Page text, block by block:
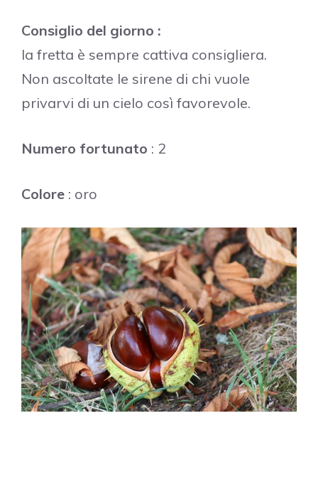
Consiglio del giorno :
la fretta è sempre cattiva consigliera.
Non ascoltate le sirene di chi vuole
privarvi di un cielo così favorevole.
Numero fortunato : 2
Colore : oro